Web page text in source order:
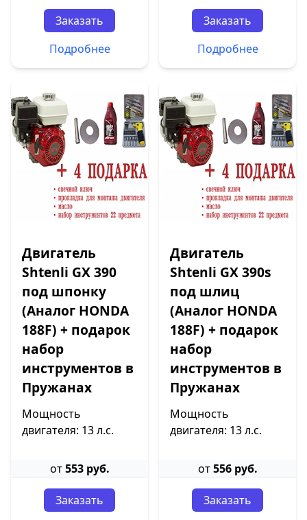
Заказать
Подробнее
Заказать
Подробнее
Двигатель
Shtenli GX 390
под шпонку
(Аналог HONDA
188F) + подарок
набор
инструментов в
Пружанах
Мощность
двигателя: 13 л.с.
от553 руб.
Заказать
Двигатель
Shtenli GX 390s
под шлиц
(Аналог HONDA
188F) + подарок
набор
инструментов в
Пружанах
Мощность
двигателя: 13 л.с.
от556 руб.
Заказать